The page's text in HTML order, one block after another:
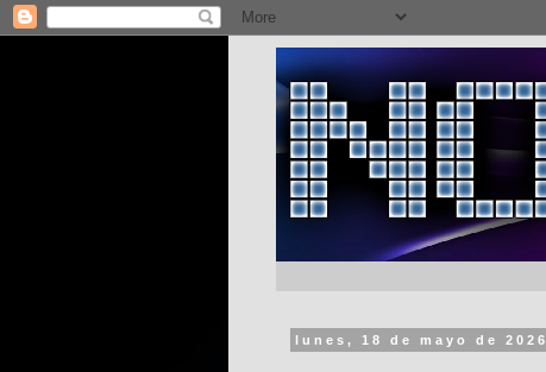
lunes, 18 de mayo de 2026